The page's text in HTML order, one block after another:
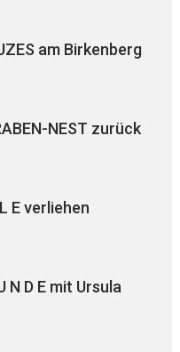
am Birkenberg
NEST zurück
E verliehen
N D E mit Ursula